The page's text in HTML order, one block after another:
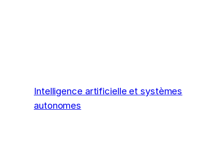
Intelligence artificielle et systèmes
autonomes